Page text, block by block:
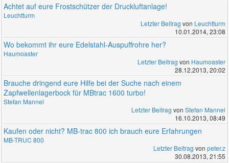
Achtet auf eure Frostschützer der Druckluftanlage!
Leuchtturm
Letzter Beitrag von Leuchtturm
10.01.2014, 23:08
Wo bekommt ihr eure Edelstahl-Auspuffrohre her?
Haumoaster
Letzter Beitrag von Haumoaster
28.12.2013, 20:02
Brauche dringend eure Hilfe bei der Suche nach einem
Zapfwellenlagerbock für MBtrac 1600 turbo!
Stefan Mannel
Letzter Beitrag von Stefan Mannel
16.10.2013, 08:49
Kaufen oder nicht? MB-trac 800 ich brauch eure Erfahrungen
MB-TRUC 800
Letzter Beitrag von peter.z
30.08.2013, 21:55